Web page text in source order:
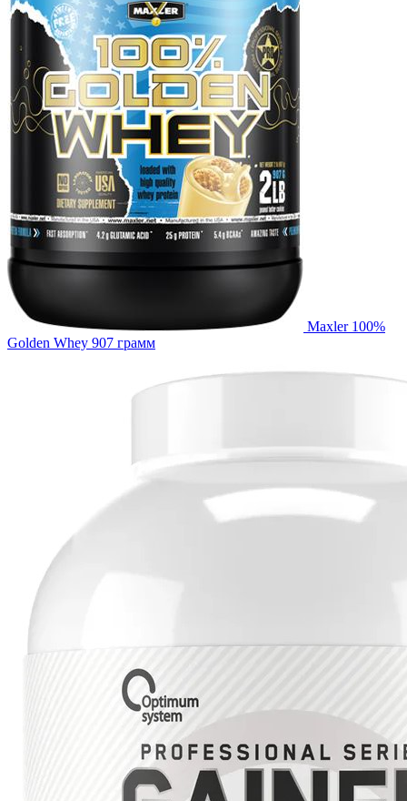
Maxler 100%
Golden Whey 907 грамм